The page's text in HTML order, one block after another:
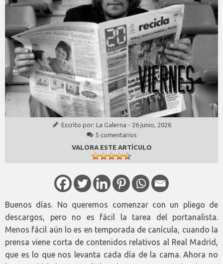
Escrito por: La Galerna - 26 junio, 2026
5 comentarios
VALORA ESTE ARTÍCULO
Buenos días. No queremos comenzar con un pliego de
descargos, pero no es fácil la tarea del portanalista.
Menos fácil aún lo es en temporada de canícula, cuando la
prensa viene corta de contenidos relativos al Real Madrid,
que es lo que nos levanta cada día de la cama. Ahora no